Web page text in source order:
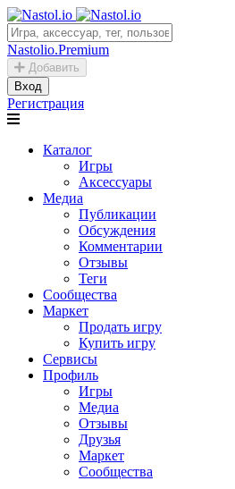
Nastolio.Premium
Добавить
Вход
Регистрация
Каталог
Игры
Аксессуары
Медиа
Публикации
Обсуждения
Комментарии
Отзывы
Теги
Сообщества
Маркет
Продать игру
Купить игру
Сервисы
Профиль
Игры
Медиа
Отзывы
Друзья
Маркет
Сообщества